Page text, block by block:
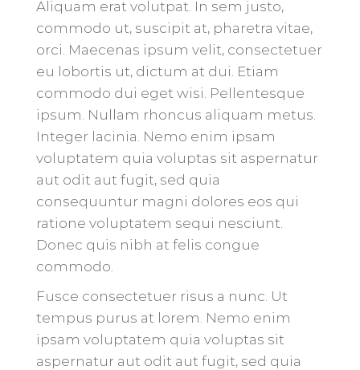
Aliquam erat volutpat. In sem justo,
commodo ut, suscipit at, pharetra vitae,
orci. Maecenas ipsum velit, consectetuer
eu lobortis ut, dictum at dui. Etiam
commodo dui eget wisi. Pellentesque
ipsum. Nullam rhoncus aliquam metus.
Integer lacinia. Nemo enim ipsam
voluptatem quia voluptas sit aspernatur
aut odit aut fugit, sed quia
consequuntur magni dolores eos qui
ratione voluptatem sequi nesciunt.
Donec quis nibh at felis congue
commodo.
Fusce consectetuer risus a nunc. Ut
tempus purus at lorem. Nemo enim
ipsam voluptatem quia voluptas sit
aspernatur aut odit aut fugit, sed quia